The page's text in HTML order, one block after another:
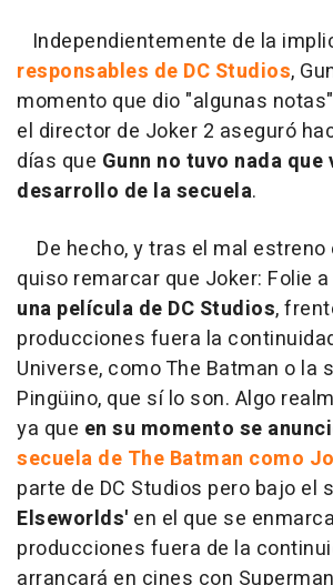
Independientemente de la
responsables de DC Studios,
momento que dio "algunas
el director de Joker 2 aseguró
días que Gunn no tuvo nada que
desarrollo de la secuela.
De hecho, y tras el mal estreno
quiso remarcar que Joker: Folie a
una película de DC Studios,
producciones fuera la
Universe, como The Batman o la
Pingüino, que sí lo son. Algo
ya que en su momento se
secuela de The Batman como
parte de DC Studios pero bajo el
Elseworlds' en el que se
producciones fuera de la
arrancará en cines con